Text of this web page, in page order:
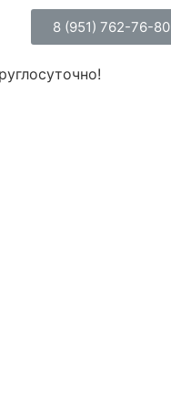
8 (951) 762-76-80